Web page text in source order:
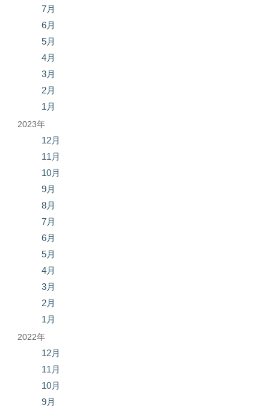
7月
6月
5月
4月
3月
2月
1月
2023年
12月
11月
10月
9月
8月
7月
6月
5月
4月
3月
2月
1月
2022年
12月
11月
10月
9月